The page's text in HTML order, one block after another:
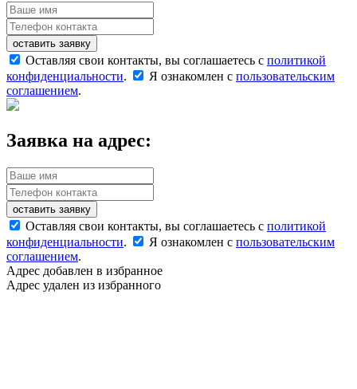
оставить заявку
Оставляя свои контакты, вы соглашаетесь с политикой
конфиденциальности. Я ознакомлен с пользовательским
соглашением.
Заявка на адрес:
оставить заявку
Оставляя свои контакты, вы соглашаетесь с политикой
конфиденциальности. Я ознакомлен с пользовательским
соглашением.
Адрес добавлен в избранное
Адрес удален из избранного